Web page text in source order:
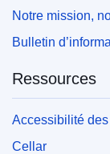
Notre mission,
Bulletin
Ressources
Accessibilité
Cellar